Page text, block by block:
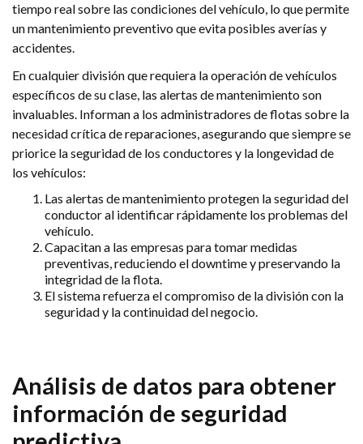
tiempo real sobre las condiciones del vehículo, lo que permite
un mantenimiento preventivo que evita posibles averías y
accidentes.
En cualquier división que requiera la operación de vehículos
específicos de su clase, las alertas de mantenimiento son
invaluables. Informan a los administradores de flotas sobre la
necesidad crítica de reparaciones, asegurando que siempre se
priorice la seguridad de los conductores y la longevidad de
los vehículos:
Las alertas de mantenimiento protegen la seguridad del
conductor al identificar rápidamente los problemas del
vehículo.
Capacitan a las empresas para tomar medidas
preventivas, reduciendo el downtime y preservando la
integridad de la flota.
El sistema refuerza el compromiso de la división con la
seguridad y la continuidad del negocio.
Análisis de datos para obtener
información de seguridad